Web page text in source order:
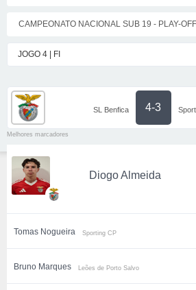
CAMPEONATO NACIONAL SUB 19 - PLAY-OFF
JOGO 4 | FI
SL Benfica 4-3
Melhores marcadores
Diogo Almeida
Tomas Nogueira Sporting CP
Bruno Marques Leões de Porto Salvo